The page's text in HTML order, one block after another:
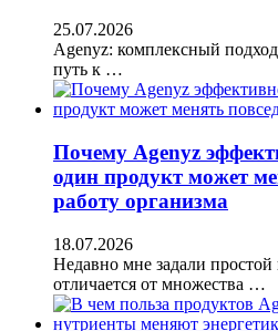
25.07.2026
Agenyz: комплексный
путь к …
Почему Agenyz
один продукт может
работу организма
18.07.2026
Недавно мне задали
отличается от множества …